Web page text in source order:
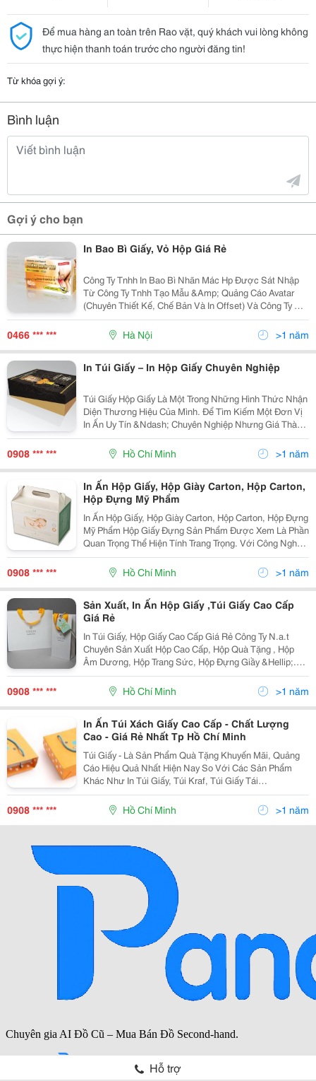
Để mua hàng an toàn trên Rao vặt, quý khách vui lòng không
thực hiện thanh toán trước cho người đăng tin!
Từ khóa gợi ý:
Bình luận
Gợi ý cho bạn
In Bao Bì Giấy, Vỏ Hộp Giá Rẻ
Công Ty Tnhh In Bao Bì Nhãn Mác Hp Được Sát Nhập
Từ Công Ty Tnhh Tạo Mẫu &Amp; Quảng Cáo Avatar
(Chuyên Thiết Kế, Chế Bản Và In Offset) Và Công Ty Cp
In Bắc Việt (Chuyên Nhận Gia Công Và Hoàn Thiện Sản
Phẩm Sau In Offset), Tập Hợp Đội Ngũ Nhân Sự Già
0466 *** *** Hà Nội >1 năm
In Túi Giấy – In Hộp Giấy Chuyên Nghiệp
Túi Giấy Hộp Giấy Là Một Trong Những Hình Thức Nhận
Diện Thương Hiệu Của Mình. Để Tìm Kiếm Một Đơn Vị
In Ấn Uy Tín &Ndash; Chuyên Nghiệp Nhưng Giá Thành
Hợp Lý Và Một Vấn Đề Nan Giải. Hộp Giấy Là Sản
Phẩm Quà Tặng Khuyến Mãi, Quảng Cáo Hiệu Quả Nh
0908 *** *** Hồ Chí Minh >1 năm
In Ấn Hộp Giấy, Hộp Giày Carton, Hộp Carton,
Hộp Đựng Mỹ Phẩm
In Ấn Hộp Giấy, Hộp Giày Carton, Hộp Carton, Hộp Đựng
Mỹ Phẩm Hộp Giấy Đựng Sản Phẩm Được Xem Là Phần
Quan Trọng Thể Hiện Tính Trang Trọng. Với Công Nghệ
In Ấn Sản Xuất Thành Phẩm, Kèm Theo Sự Phát Triển
Của Ngành Công Nghệ Giấy Bồi, Carton, Giấy
0908 *** *** Hồ Chí Minh >1 năm
Sản Xuất, In Ấn Hộp Giấy ,Túi Giấy Cao Cấp
Giá Rẻ
In Túi Giấy, Hộp Giấy Cao Cấp Giá Rẻ Công Ty N.a.t
Chuyên Sản Xuất Hộp Cao Cấp, Hộp Quà Tặng , Hộp
Âm Dương, Hộp Trang Sức, Hộp Đựng Giầy &Hellip;.
Ngoài Ra Chúng Tôi Còn Sản Xuất Bao Bì Cho Các Loại
Túi Xách Cao Cấp , Túi Giấy , Hộp Giấy Cao Cấ
0908 *** *** Hồ Chí Minh >1 năm
In Ấn Túi Xách Giấy Cao Cấp - Chất Lượng
Cao - Giá Rẻ Nhất Tp Hồ Chí Minh
Túi Giấy - Là Sản Phẩm Quà Tặng Khuyến Mãi, Quảng
Cáo Hiệu Quả Nhất Hiện Nay So Với Các Sản Phẩm
Khác Như In Túi Giấy, Túi Kraf, Túi Giấy Tái
Chế&Hellip;. Túi Giấy Còn Làm Tăng Thêm Giá Trị Sản
Phẩm, Giúp Sản Phẩm Bán Được Giá Tốt Hơn. Vừa Có
0908 *** *** Hồ Chí Minh >1 năm
Hỗ trợ